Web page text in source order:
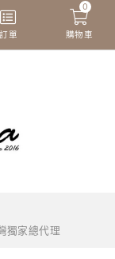
訂單
0
購物車
獨家總代理